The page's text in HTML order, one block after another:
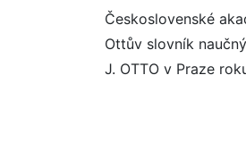
Československé
Ottův slovník
J. OTTO v Praze